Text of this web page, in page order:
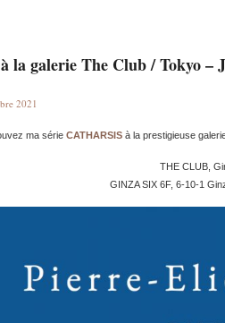
la galerie The Club / Tokyo –
2021
ma série CATHARSIS à la prestigieuse
THE CLUB,
GINZA SIX 6F, 6-10-1